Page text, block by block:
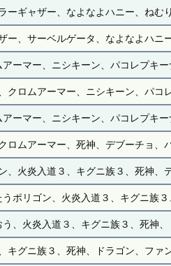
ーギャザー、なよなよハニー、ねむ
ー、サーベルゲータ、なよなよハニ
ーマー、ニシキーン、パコレプキ
クロムアーマー、ニシキーン、パコ
ーマー、ニシキーン、パコレプキ
ロムアーマー、死神、デブーチョ、
、火炎入道３、キグニ族３、死神、
ポリゴン、火炎入道３、キグニ族
、火炎入道３、キグニ族３、死神
キグニ族３、死神、ドラゴン、ファ